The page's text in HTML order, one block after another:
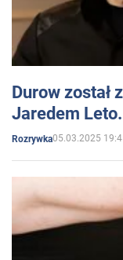
Durow został
Jaredem
Rozrywka05.03.2025